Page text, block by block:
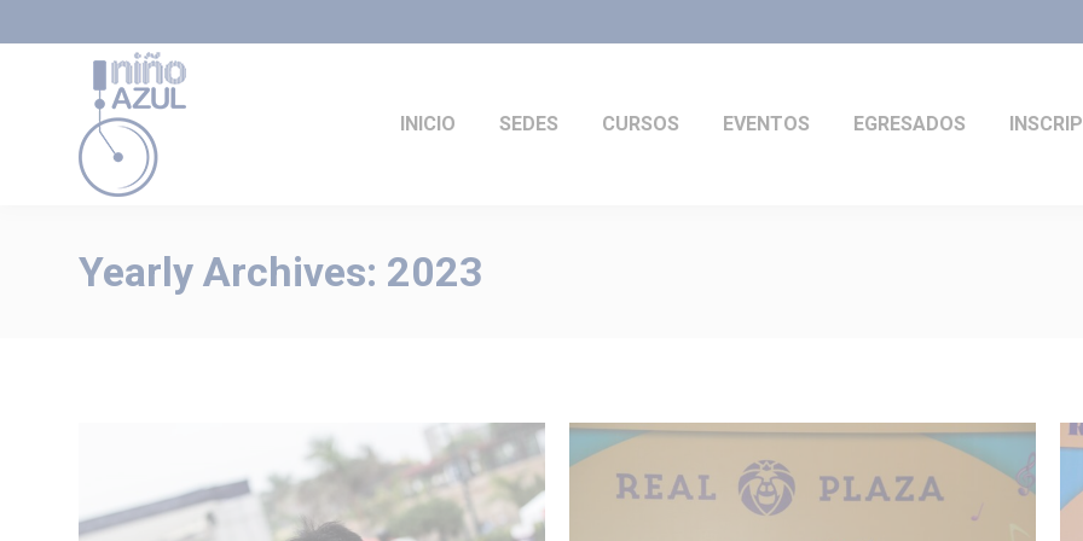
INICIO SEDES CURSOS EVENTOS EGRESADOS
Yearly Archives: 2023